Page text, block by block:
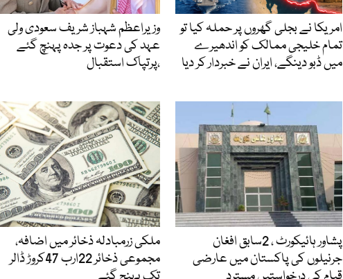
وزیراعظم شہباز شریف سعودی ولی
عہد کی دعوت پر جدہ پہنچ گئے
،پرتپاک استقبال
امریکا نے بجلی گھروں پر حملہ کیا تو
تمام خلیجی ممالک کو اندھیرے
میں ڈبو دینگے، ایران نے خبردار کر دیا
ملکی زرمبادلہ ذخائر میں اضافہ،
مجموعی ذخائر 22ارب 47کروڑ ڈالر
پشاور ہائیکورٹ ، 2سابق افغان
جرنیلوں کی پاکستان میں عارضی